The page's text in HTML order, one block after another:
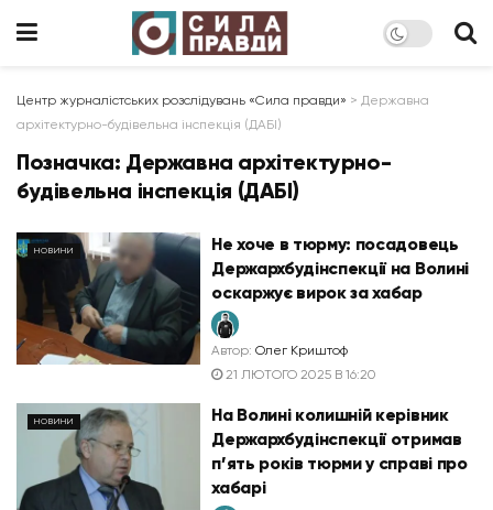
Центр журналістських розслідувань «Сила правди» > Державна
архітектурно-будівельна інспекція (ДАБІ)
Позначка: Державна архітектурно-
будівельна інспекція (ДАБІ)
НОВИНИ
Не хоче в тюрму: посадовець
Держархбудінспекції на Волині
оскаржує вирок за хабар
Автор: Олег Криштоф
21 ЛЮТОГО 2025 В 16:20
НОВИНИ
На Волині колишній керівник
Держархбудінспекції отримав
п’ять років тюрми у справі про
хабарі